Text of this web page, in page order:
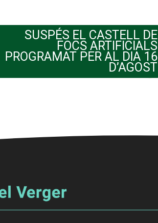
SUSPÉS EL CASTELL DE
FOCS ARTIFICIALS
PROGRAMAT PER AL DIA 16
D’AGOST